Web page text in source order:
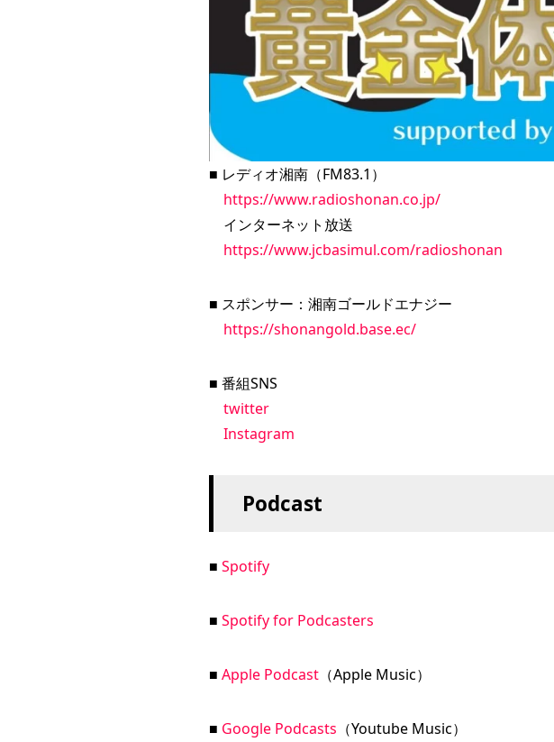
■ レディオ湘南（FM83.1）
https://www.radioshonan.co.jp/
インターネット放送
https://www.jcbasimul.com/radioshonan
■ スポンサー：湘南ゴールドエナジー
https://shonangold.base.ec/
■ 番組SNS
twitter
Instagram
Podcast
■ Spotify
■ Spotify for Podcasters
■ Apple Podcast （Apple Music）
■ Google Podcasts （Youtube Music）